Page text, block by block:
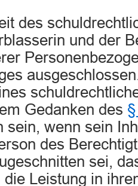
des
und der
Gedanken des
sein, wenn sein
des
sei,
Leistung in